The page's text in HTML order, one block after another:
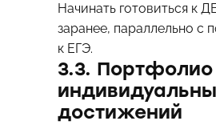
Начинать готовиться к
заранее, параллельно с
к ЕГЭ.
3.3. Портфолио
достижений